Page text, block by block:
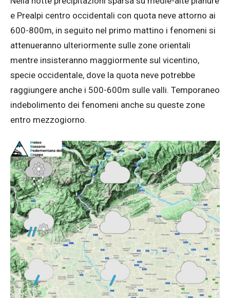
e Prealpi centro occidentali con quota neve attorno ai
600-800m, in seguito nel primo mattino i fenomeni si
attenueranno ulteriormente sulle zone orientali
mentre insisteranno maggiormente sul vicentino,
specie occidentale, dove la quota neve potrebbe
raggiungere anche i 500-600m sulle valli. Temporaneo
indebolimento dei fenomeni anche su queste zone
entro mezzogiorno.